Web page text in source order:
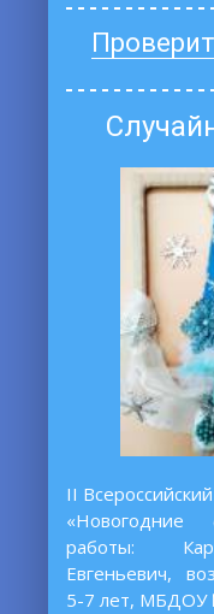
II
«Новогодние
работы:
Евгеньевич,
5-7 лет, МБДОУ